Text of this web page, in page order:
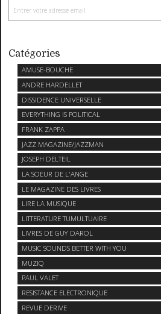
Catégories
AMUSE-BOUCHE
ANDRE HARDELLET
DISSIDENCE UNIVERSELLE
EVERYTHING IS POLITICAL
FRANK ZAPPA
JAZZ MAGAZINE/JAZZMAN
JOSEPH DELTEIL
LA SOEUR DE L'ANGE
LE MAGAZINE DES LIVRES
LIRE LA MUSIQUE
LITTERATURE TUMULTUAIRE
LIVRES DE GUY DAROL
MUSIC SOUNDS BETTER WITH YOU
MUZIQ
PAUL VALET
RESISTANCE ELECTRONIQUE
REVUE DERIVE